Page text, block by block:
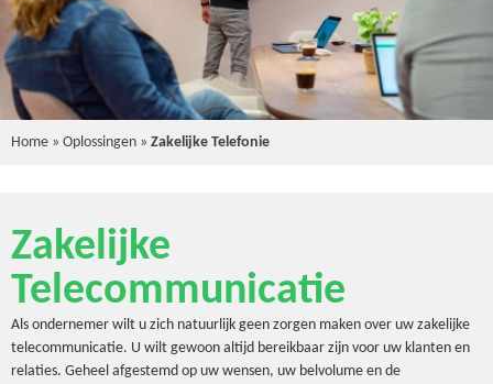
Home » Oplossingen » Zakelijke Telefonie
Zakelijke
Telecommunicatie
Als ondernemer wilt u zich natuurlijk geen zorgen maken over uw zakelijke
telecommunicatie. U wilt gewoon altijd bereikbaar zijn voor uw klanten en
relaties. Geheel afgestemd op uw wensen, uw belvolume en de